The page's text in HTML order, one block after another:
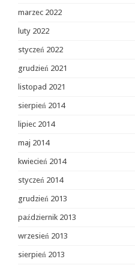
marzec 2022
luty 2022
styczeń 2022
grudzień 2021
listopad 2021
sierpień 2014
lipiec 2014
maj 2014
kwiecień 2014
styczeń 2014
grudzień 2013
październik 2013
wrzesień 2013
sierpień 2013